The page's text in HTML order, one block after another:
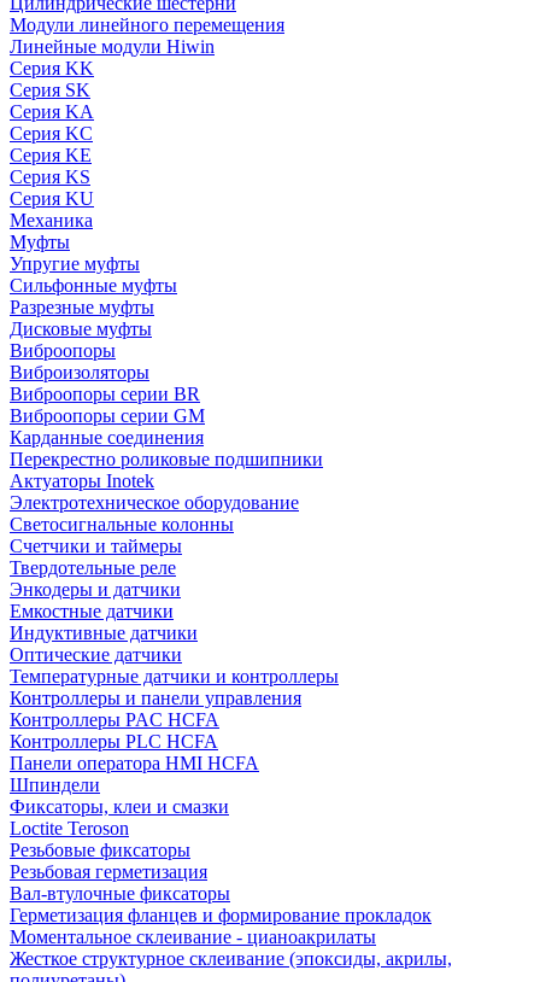
Модули линейного перемещения
Линейные модули Hiwin
Серия KK
Серия SK
Серия KA
Серия KC
Серия KE
Серия KS
Серия KU
Механика
Муфты
Упругие муфты
Сильфонные муфты
Разрезные муфты
Дисковые муфты
Виброопоры
Виброизоляторы
Виброопоры серии BR
Виброопоры серии GM
Карданные соединения
Перекрестно роликовые подшипники
Актуаторы Inotek
Электротехническое оборудование
Светосигнальные колонны
Счетчики и таймеры
Твердотельные реле
Энкодеры и датчики
Емкостные датчики
Индуктивные датчики
Оптические датчики
Температурные датчики и контроллеры
Контроллеры и панели управления
Контроллеры PAC HCFA
Контроллеры PLC HCFA
Панели оператора HMI HCFA
Шпиндели
Фиксаторы, клеи и смазки
Loctite Teroson
Резьбовые фиксаторы
Резьбовая герметизация
Вал-втулочные фиксаторы
Герметизация фланцев и формирование прокладок
Моментальное склеивание - цианоакрилаты
Жесткое структурное склеивание (эпоксиды, акрилы,